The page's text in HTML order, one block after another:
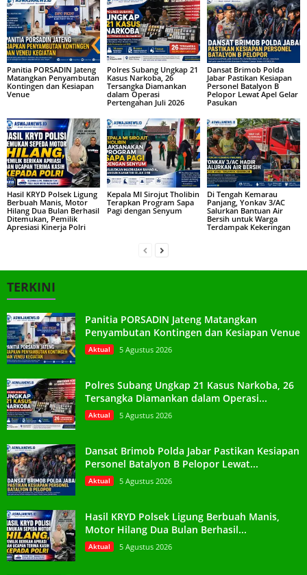
Panitia PORSADIN Jateng
Matangkan Penyambutan
Kontingen dan Kesiapan
Venue
Polres Subang Ungkap 21
Kasus Narkoba, 26
Tersangka Diamankan
dalam Operasi
Pertengahan Juli 2026
Dansat Brimob Polda
Jabar Pastikan Kesiapan
Personel Batalyon B
Pelopor Lewat Apel Gelar
Pasukan
Hasil KRYD Polsek Ligung
Berbuah Manis, Motor
Hilang Dua Bulan Berhasil
Ditemukan, Pemilik
Apresiasi Kinerja Polri
Kepala MI Sirojut Tholibin
Terapkan Program Sapa
Pagi dengan Senyum
Di Tengah Kemarau
Panjang, Yonkav 3/AC
Salurkan Bantuan Air
Bersih untuk Warga
Terdampak Kekeringan
TERKINI
Panitia PORSADIN Jateng Matangkan
Penyambutan Kontingen dan Kesiapan Venue
Aktual 5 Agustus 2026
Polres Subang Ungkap 21 Kasus Narkoba, 26
Tersangka Diamankan dalam Operasi...
Aktual 5 Agustus 2026
Dansat Brimob Polda Jabar Pastikan Kesiapan
Personel Batalyon B Pelopor Lewat...
Aktual 5 Agustus 2026
Hasil KRYD Polsek Ligung Berbuah Manis,
Motor Hilang Dua Bulan Berhasil...
Aktual 5 Agustus 2026